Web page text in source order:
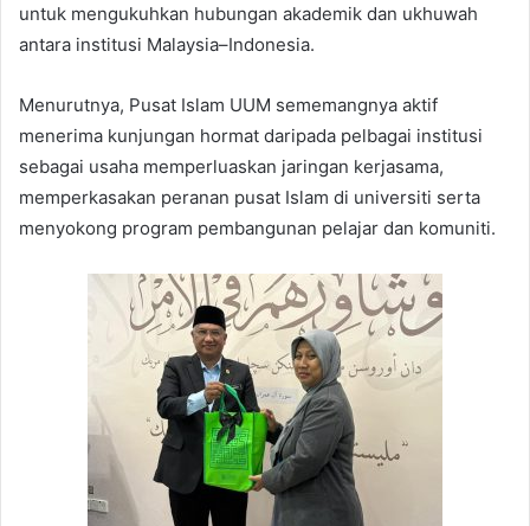
untuk mengukuhkan hubungan akademik dan ukhuwah
antara institusi Malaysia–Indonesia.
Menurutnya, Pusat Islam UUM sememangnya aktif
menerima kunjungan hormat daripada pelbagai institusi
sebagai usaha memperluaskan jaringan kerjasama,
memperkasakan peranan pusat Islam di universiti serta
menyokong program pembangunan pelajar dan komuniti.